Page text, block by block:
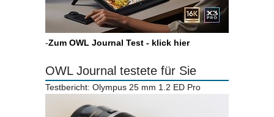
-Zum OWL Journal Test - klick hier
OWL Journal testete für Sie
Testbericht: Olympus 25 mm 1.2 ED Pro